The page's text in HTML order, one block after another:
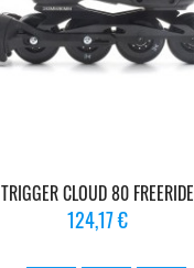
TRIGGER CLOUD 80 FREERIDE
Prix
124,17 €